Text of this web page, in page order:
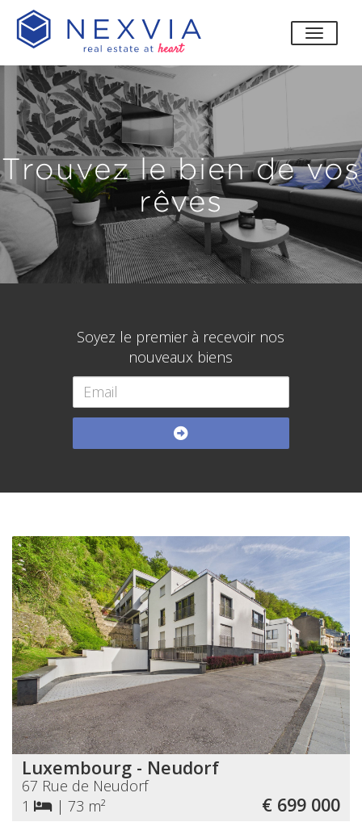
Trouvez le bien de vos
rêves
Soyez le premier à recevoir nos
nouveaux biens
Luxembourg - Neudorf
67 Rue de Neudorf
1
| 73 m² € 699 000